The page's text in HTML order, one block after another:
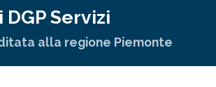
Servizi
alla regione Piemonte